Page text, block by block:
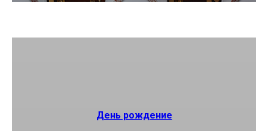
День рождение